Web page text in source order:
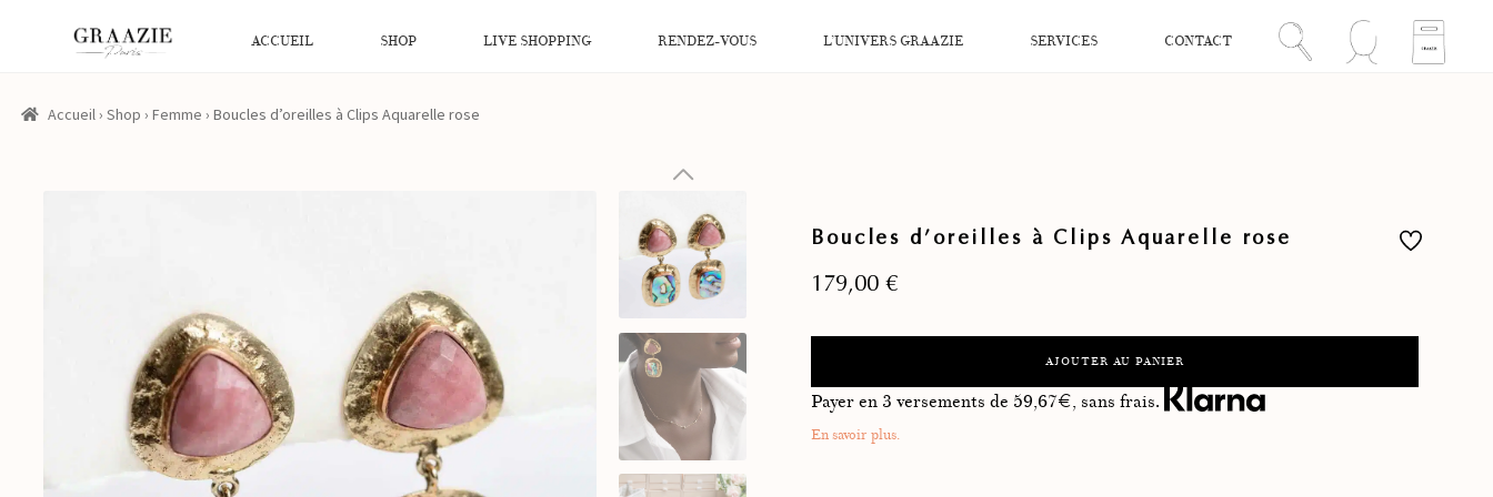
ACCUEIL SHOP LIVE SHOPPING RENDEZ-VOUS L’UNIVERS GRAAZIE SERVICES CONTACT
Accueil› Shop › Femme › Boucles d’oreilles à Clips Aquarelle rose
Boucles d’oreilles à Clips Aquarelle rose
179,00 €
AJOUTER AU PANIER
Payer en 3 versements de 59,67€, sans frais.
En savoir plus.